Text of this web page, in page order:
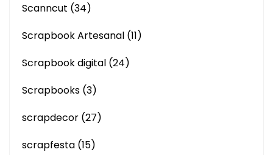
Scanncut (34)
Scrapbook Artesanal (11)
Scrapbook digital (24)
Scrapbooks (3)
scrapdecor (27)
scrapfesta (15)